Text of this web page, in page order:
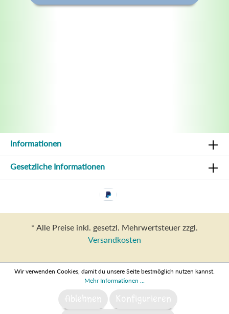
Informationen
Gesetzliche Informationen
* Alle Preise inkl. gesetzl. Mehrwertsteuer zzgl.
Versandkosten
Wir verwenden Cookies, damit du unsere Seite bestmöglich nutzen kannst.
Mehr Informationen ...